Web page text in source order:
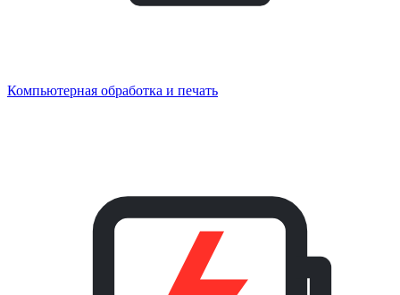
Компьютерная обработка и печать